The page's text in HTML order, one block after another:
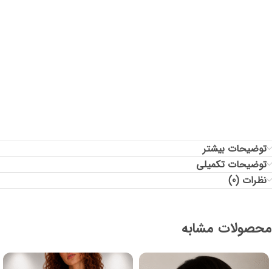
توضیحات بیشتر
توضیحات تکمیلی
نظرات (0)
محصولات مشابه